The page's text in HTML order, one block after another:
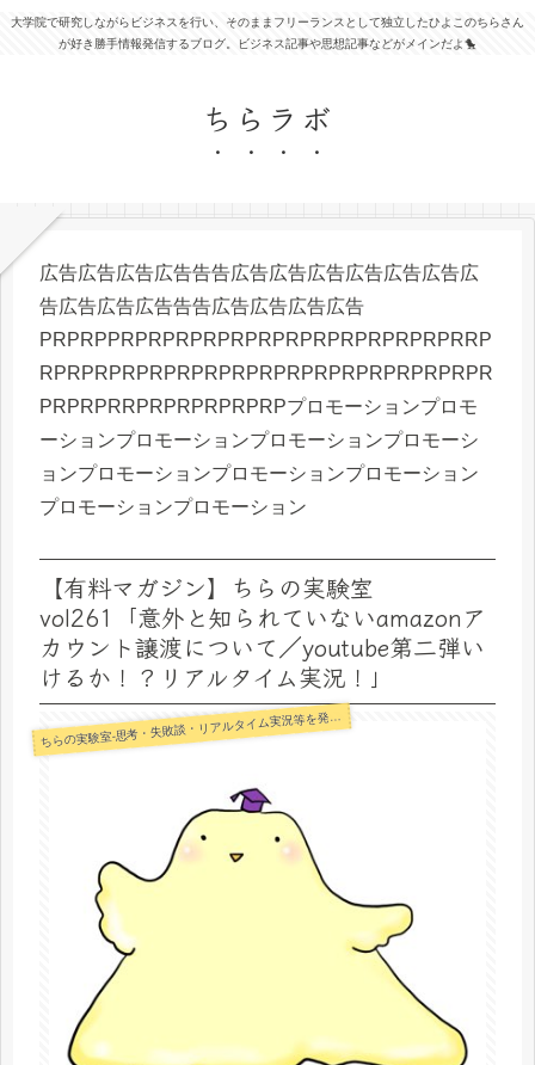
大学院で研究しながらビジネスを行い、そのままフリーランスとして独立したひよこのちらさん
が好き勝手情報発信するブログ。ビジネス記事や思想記事などがメインだよ🐤
ちらラボ
広告広告広告広告告告広告広告広告広告広告広告広
告広告広告広告告告広告広告広告広告
PRPRPPRPRPRPRPRPRPRPRPRPRPRPRPRRP
RPRPRPRPRPRPRPRPRPRPRPRPRPRPRPRPR
PRPRPRRPRPRPRPRPRPプロモーションプロモ
ーションプロモーションプロモーションプロモーシ
ョンプロモーションプロモーションプロモーション
プロモーションプロモーション
【有料マガジン】ちらの実験室
vol261「意外と知られていないamazonア
カウント譲渡について／youtube第二弾い
けるか！？リアルタイム実況！」
ちらの実験室-思考・失敗談・リアルタイム実況等を発信します-